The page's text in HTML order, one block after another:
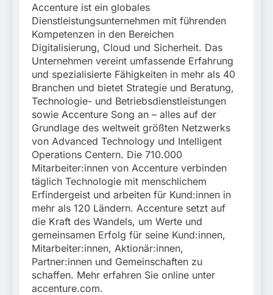
Accenture ist ein globales
Dienstleistungsunternehmen mit führenden
Kompetenzen in den Bereichen
Digitalisierung, Cloud und Sicherheit. Das
Unternehmen vereint umfassende Erfahrung
und spezialisierte Fähigkeiten in mehr als 40
Branchen und bietet Strategie und Beratung,
Technologie- und Betriebsdienstleistungen
sowie Accenture Song an – alles auf der
Grundlage des weltweit größten Netzwerks
von Advanced Technology und Intelligent
Operations Centern. Die 710.000
Mitarbeiter:innen von Accenture verbinden
täglich Technologie mit menschlichem
Erfindergeist und arbeiten für Kund:innen in
mehr als 120 Ländern. Accenture setzt auf
die Kraft des Wandels, um Werte und
gemeinsamen Erfolg für seine Kund:innen,
Mitarbeiter:innen, Aktionär:innen,
Partner:innen und Gemeinschaften zu
schaffen. Mehr erfahren Sie online unter
accenture.com.